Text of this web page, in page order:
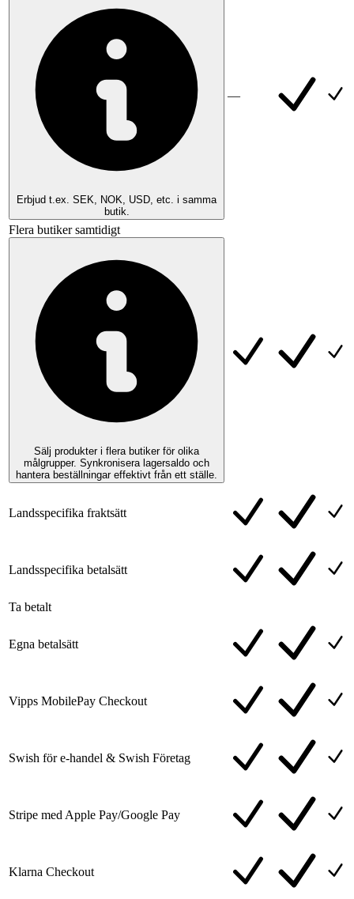
Erbjud t.ex. SEK, NOK, USD, etc. i samma
butik.
—
Flera butiker samtidigt
Sälj produkter i flera butiker för olika
målgrupper. Synkronisera lagersaldo och
hantera beställningar effektivt från ett ställe.
Landsspecifika fraktsätt
Landsspecifika betalsätt
Ta betalt
Egna betalsätt
Vipps MobilePay Checkout
Swish för e-handel & Swish Företag
Stripe med Apple Pay/Google Pay
Klarna Checkout